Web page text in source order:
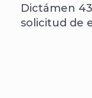
Dictámen
solicitud de